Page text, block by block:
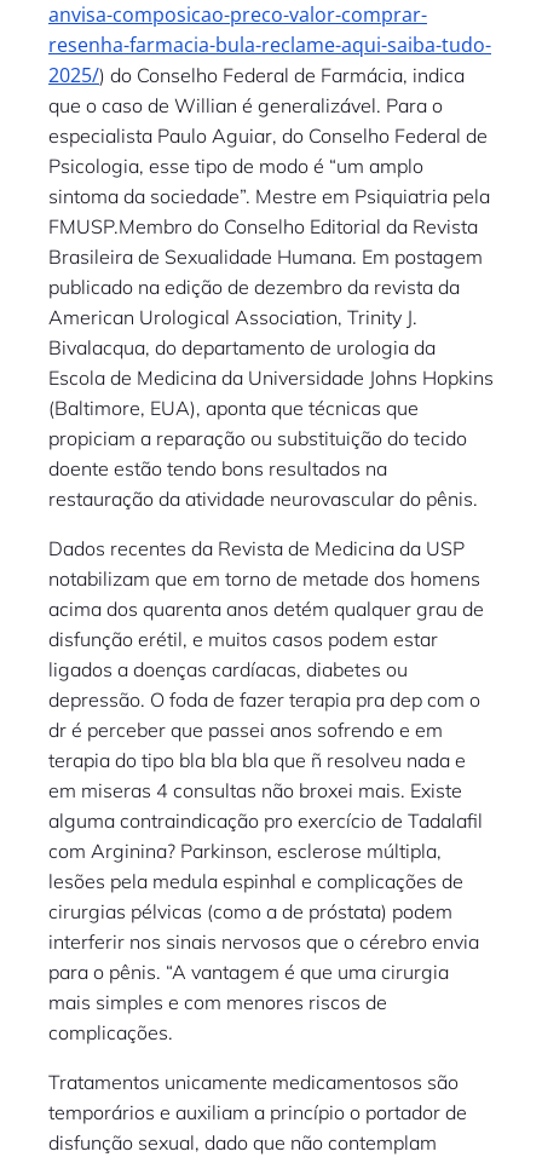
anvisa-composicao-preco-valor-comprar-
resenha-farmacia-bula-reclame-aqui-saiba-tudo-
2025/) do Conselho Federal de Farmácia, indica
que o caso de Willian é generalizável. Para o
especialista Paulo Aguiar, do Conselho Federal de
Psicologia, esse tipo de modo é “um amplo
sintoma da sociedade”. Mestre em Psiquiatria pela
FMUSP.Membro do Conselho Editorial da Revista
Brasileira de Sexualidade Humana. Em postagem
publicado na edição de dezembro da revista da
American Urological Association, Trinity J.
Bivalacqua, do departamento de urologia da
Escola de Medicina da Universidade Johns Hopkins
(Baltimore, EUA), aponta que técnicas que
propiciam a reparação ou substituição do tecido
doente estão tendo bons resultados na
restauração da atividade neurovascular do pênis.
Dados recentes da Revista de Medicina da USP
notabilizam que em torno de metade dos homens
acima dos quarenta anos detém qualquer grau de
disfunção erétil, e muitos casos podem estar
ligados a doenças cardíacas, diabetes ou
depressão. O foda de fazer terapia pra dep com o
dr é perceber que passei anos sofrendo e em
terapia do tipo bla bla bla que ñ resolveu nada e
em miseras 4 consultas não broxei mais. Existe
alguma contraindicação pro exercício de Tadalafil
com Arginina? Parkinson, esclerose múltipla,
lesões pela medula espinhal e complicações de
cirurgias pélvicas (como a de próstata) podem
interferir nos sinais nervosos que o cérebro envia
para o pênis. “A vantagem é que uma cirurgia
mais simples e com menores riscos de
complicações.
Tratamentos unicamente medicamentosos são
temporários e auxiliam a princípio o portador de
disfunção sexual, dado que não contemplam